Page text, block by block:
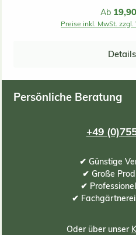
dadurch gewährleistet man
Sperre für besonders
verursachen. Gehen Sie
Regulärer
Ab
Preise inkl. MwSt.
Details
Persönliche Beratung
+49
✔ Günstige
✔ Große
✔
✔
Oder über unser